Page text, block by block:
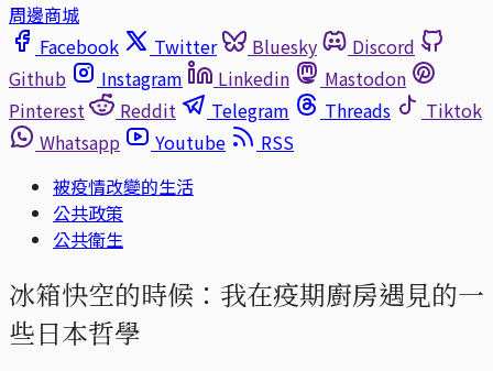
周邊商城
Facebook
Twitter Bluesky
Discord
Github
Instagram Linkedin
Mastodon
Pinterest
Reddit Telegram Threads
Tiktok
Whatsapp
Youtube
RSS
被疫情改變的生活
公共政策
公共衛生
冰箱快空的時候：我在疫期廚房遇見的一
些日本哲學